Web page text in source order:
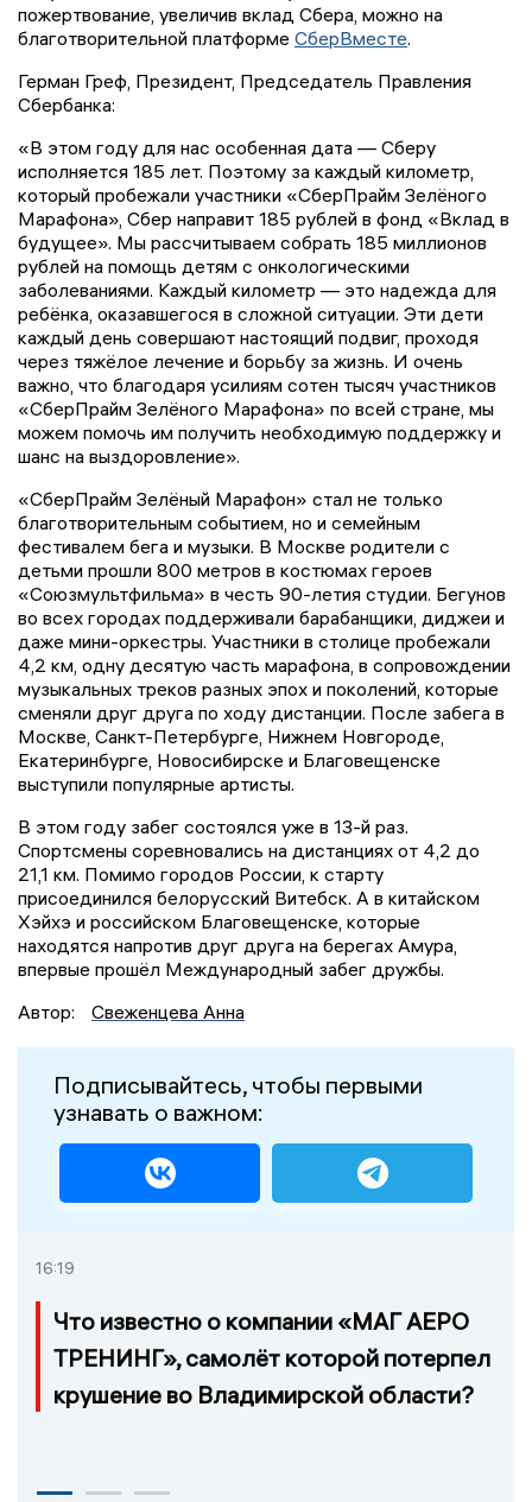
пожертвование, увеличив вклад Сбера, можно на
благотворительной платформе СберВместе.
Герман Греф, Президент, Председатель Правления
Сбербанка:
«В этом году для нас особенная дата — Сберу
исполняется 185 лет. Поэтому за каждый километр,
который пробежали участники «СберПрайм Зелёного
Марафона», Сбер направит 185 рублей в фонд «Вклад в
будущее». Мы рассчитываем собрать 185 миллионов
рублей на помощь детям с онкологическими
заболеваниями. Каждый километр — это надежда для
ребёнка, оказавшегося в сложной ситуации. Эти дети
каждый день совершают настоящий подвиг, проходя
через тяжёлое лечение и борьбу за жизнь. И очень
важно, что благодаря усилиям сотен тысяч участников
«СберПрайм Зелёного Марафона» по всей стране, мы
можем помочь им получить необходимую поддержку и
шанс на выздоровление».
«СберПрайм Зелёный Марафон» стал не только
благотворительным событием, но и семейным
фестивалем бега и музыки. В Москве родители с
детьми прошли 800 метров в костюмах героев
«Союзмультфильма» в честь 90-летия студии. Бегунов
во всех городах поддерживали барабанщики, диджеи и
даже мини-оркестры. Участники в столице пробежали
4,2 км, одну десятую часть марафона, в сопровождении
музыкальных треков разных эпох и поколений, которые
сменяли друг друга по ходу дистанции. После забега в
Москве, Санкт-Петербурге, Нижнем Новгороде,
Екатеринбурге, Новосибирске и Благовещенске
выступили популярные артисты.
В этом году забег состоялся уже в 13-й раз.
Спортсмены соревновались на дистанциях от 4,2 до
21,1 км. Помимо городов России, к старту
присоединился белорусский Витебск. А в китайском
Хэйхэ и российском Благовещенске, которые
находятся напротив друг друга на берегах Амура,
впервые прошёл Международный забег дружбы.
Автор:
Свеженцева Анна
Подписывайтесь, чтобы первыми
узнавать о важном:
16:19
Что известно о компании «МАГ АЕРО
ТРЕНИНГ», самолёт которой потерпел
крушение во Владимирской области?